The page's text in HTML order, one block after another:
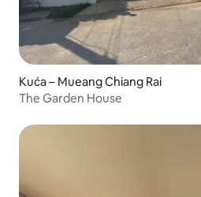
Kuća – Mueang Chiang Rai
The Garden House